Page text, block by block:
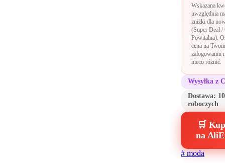
Wskazana
uwzględnia
zniżki dla
(Super Deal /
Powitalna).
cena na
zalogowaniu
nieco różnić.
Wysyłka z
Dostawa:
roboczych
🛒
na
#moda